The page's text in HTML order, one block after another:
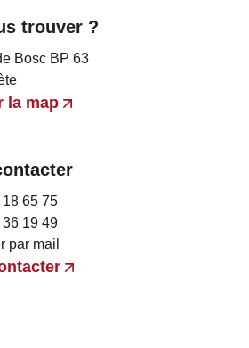
trouver ?
Bosc BP 63
la map
65 75
19 49
par mail